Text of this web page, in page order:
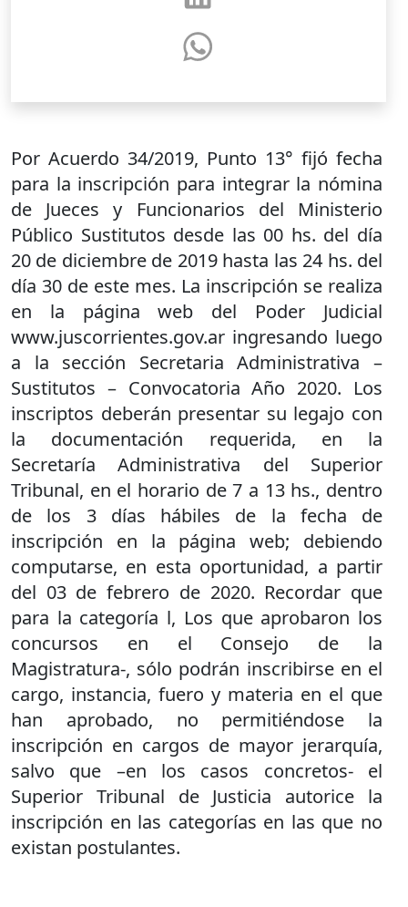
Por Acuerdo 34/2019, Punto 13° fijó fecha
para la inscripción para integrar la nómina
de Jueces y Funcionarios del Ministerio
Público Sustitutos desde las 00 hs. del día
20 de diciembre de 2019 hasta las 24 hs. del
día 30 de este mes. La inscripción se realiza
en la página web del Poder Judicial
www.juscorrientes.gov.ar ingresando luego
a la sección Secretaria Administrativa –
Sustitutos – Convocatoria Año 2020. Los
inscriptos deberán presentar su legajo con
la documentación requerida, en la
Secretaría Administrativa del Superior
Tribunal, en el horario de 7 a 13 hs., dentro
de los 3 días hábiles de la fecha de
inscripción en la página web; debiendo
computarse, en esta oportunidad, a partir
del 03 de febrero de 2020. Recordar que
para la categoría l, Los que aprobaron los
concursos en el Consejo de la
Magistratura-, sólo podrán inscribirse en el
cargo, instancia, fuero y materia en el que
han aprobado, no permitiéndose la
inscripción en cargos de mayor jerarquía,
salvo que –en los casos concretos- el
Superior Tribunal de Justicia autorice la
inscripción en las categorías en las que no
existan postulantes.